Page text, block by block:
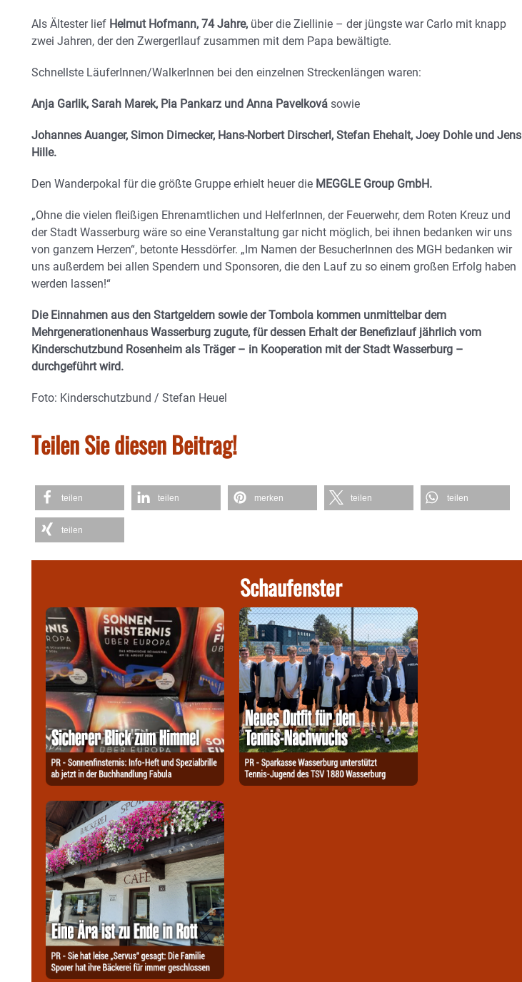
Als Ältester lief Helmut Hofmann, 74 Jahre, über die Ziellinie – der jüngste war Carlo mit knapp
zwei Jahren, der den Zwergerllauf zusammen mit dem Papa bewältigte.
Schnellste LäuferInnen/WalkerInnen bei den einzelnen Streckenlängen waren:
Anja Garlik, Sarah Marek, Pia Pankarz und Anna Pavelková sowie
Johannes Auanger, Simon Dirnecker, Hans-Norbert Dirscherl, Stefan Ehehalt, Joey Dohle und Jens
Hille.
Den Wanderpokal für die größte Gruppe erhielt heuer die MEGGLE Group GmbH.
„Ohne die vielen fleißigen Ehrenamtlichen und HelferInnen, der Feuerwehr, dem Roten Kreuz und
der Stadt Wasserburg wäre so eine Veranstaltung gar nicht möglich, bei ihnen bedanken wir uns
von ganzem Herzen“, betonte Hessdörfer. „Im Namen der BesucherInnen des MGH bedanken wir
uns außerdem bei allen Spendern und Sponsoren, die den Lauf zu so einem großen Erfolg haben
werden lassen!“
Die Einnahmen aus den Startgeldern sowie der Tombola kommen unmittelbar dem
Mehrgenerationenhaus Wasserburg zugute, für dessen Erhalt der Benefizlauf jährlich vom
Kinderschutzbund Rosenheim als Träger – in Kooperation mit der Stadt Wasserburg –
durchgeführt wird.
Foto: Kinderschutzbund / Stefan Heuel
Teilen Sie diesen Beitrag!
teilen teilen merken teilen teilen
teilen
Schaufenster